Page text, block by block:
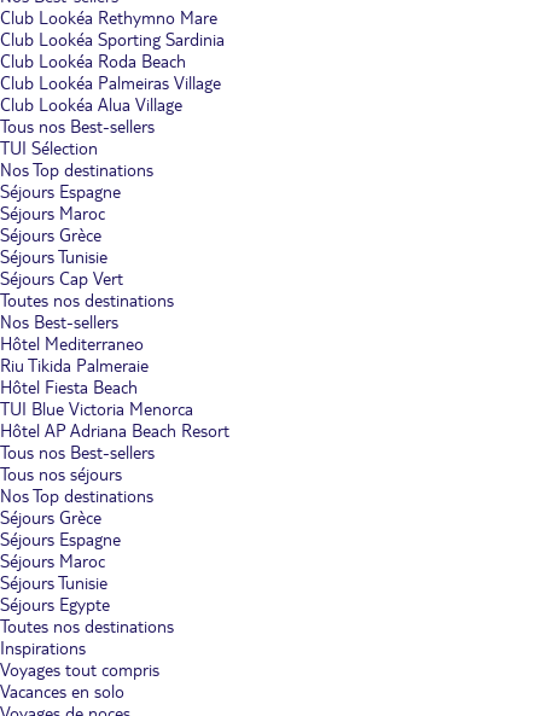
Club Lookéa Rethymno Mare
Club Lookéa Sporting Sardinia
Club Lookéa Roda Beach
Club Lookéa Palmeiras Village
Club Lookéa Alua Village
Tous nos Best-sellers
TUI Sélection
Nos Top destinations
Séjours Espagne
Séjours Maroc
Séjours Grèce
Séjours Tunisie
Séjours Cap Vert
Toutes nos destinations
Nos Best-sellers
Hôtel Mediterraneo
Riu Tikida Palmeraie
Hôtel Fiesta Beach
TUI Blue Victoria Menorca
Hôtel AP Adriana Beach Resort
Tous nos Best-sellers
Tous nos séjours
Nos Top destinations
Séjours Grèce
Séjours Espagne
Séjours Maroc
Séjours Tunisie
Séjours Egypte
Toutes nos destinations
Inspirations
Voyages tout compris
Vacances en solo